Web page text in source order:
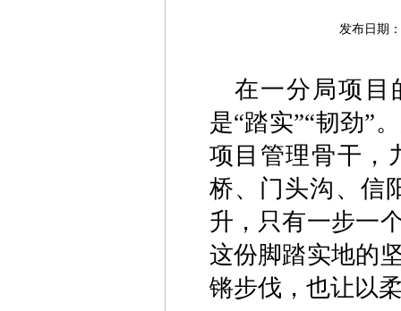
发布日期
在一分局项目
是“踏实”“韧劲”
项目管理骨干，
桥、门头沟、信
升，只有一步一
这份脚踏实地的
锵步伐，也让以